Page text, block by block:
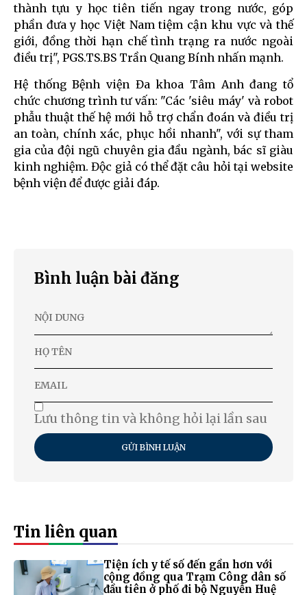
thành tựu y học tiên tiến ngay trong nước, góp
phần đưa y học Việt Nam tiệm cận khu vực và thế
giới, đồng thời hạn chế tình trạng ra nước ngoài
điều trị", PGS.TS.BS Trần Quang Bính nhấn mạnh.
Hệ thống Bệnh viện Đa khoa Tâm Anh đang tổ
chức chương trình tư vấn: "Các 'siêu máy' và robot
phẫu thuật thế hệ mới hỗ trợ chẩn đoán và điều trị
an toàn, chính xác, phục hồi nhanh", với sự tham
gia của đội ngũ chuyên gia đầu ngành, bác sĩ giàu
kinh nghiệm. Độc giả có thể đặt câu hỏi tại website
bệnh viện để được giải đáp.
Bình luận bài đăng
Lưu thông tin và không hỏi lại lần sau
GỬI BÌNH LUẬN
Tin liên quan
Tiện ích y tế số đến gần hơn với
cộng đồng qua Trạm Công dân số
đầu tiên ở phố đi bộ Nguyễn Huệ